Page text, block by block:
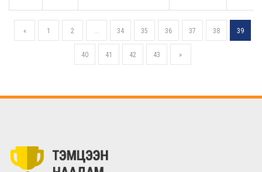
« 1 2 ... 34 35 36 37 38 39
40 41 42 43 »